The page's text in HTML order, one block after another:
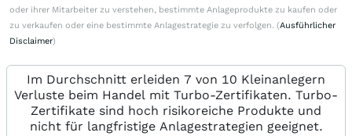
oder ihrer Mitarbeiter zu verstehen, bestimmte Anlageprodukte zu kaufen oder
zu verkaufen oder eine bestimmte Anlagestrategie zu verfolgen. (Ausführlicher
Disclaimer)
Im Durchschnitt erleiden 7 von 10 Kleinanlegern
Verluste beim Handel mit Turbo-Zertifikaten. Turbo-
Zertifikate sind hoch risikoreiche Produkte und
nicht für langfristige Anlagestrategien geeignet.